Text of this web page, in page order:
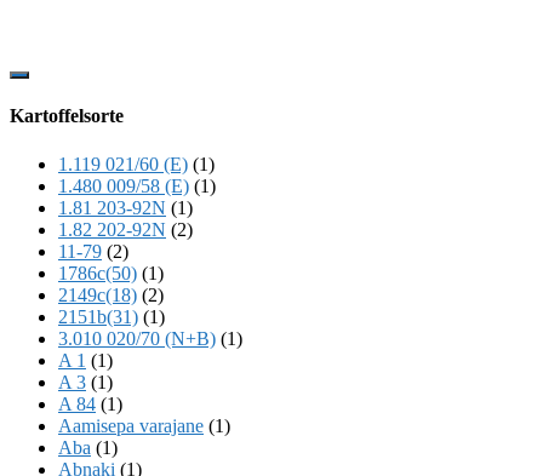
Show
Content
Kartoffelsorte
1.119 021/60 (E) (1)
1.480 009/58 (E) (1)
1.81 203-92N (1)
1.82 202-92N (2)
11-79 (2)
1786c(50) (1)
2149c(18) (2)
2151b(31) (1)
3.010 020/70 (N+B) (1)
A 1 (1)
A 3 (1)
A 84 (1)
Aamisepa varajane (1)
Aba (1)
Abnaki (1)